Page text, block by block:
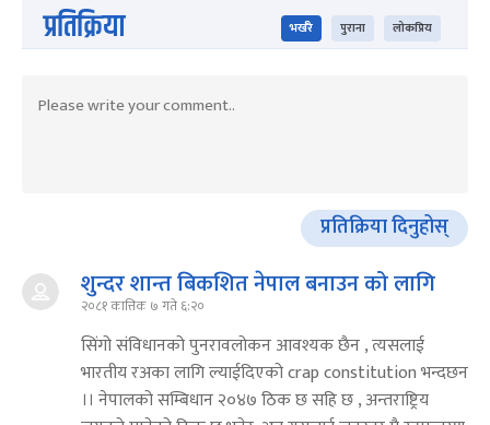
प्रतिक्रिया भर्खरै पुराना लोकप्रिय
प्रतिक्रिया दिनुहोस्
शुन्दर शान्त बिकशित नेपाल बनाउन को लागि
२०८१ कात्तिक ७ गते ६:२०
सिंगो संविधानको पुनरावलोकन आवश्यक छैन , त्यसलाई
भारतीय रअका लागि ल्याईदिएको crap constitution भन्दछन
।। नेपालको सम्बिधान २०४७ ठिक छ सहि छ , अन्तराष्ट्रिय